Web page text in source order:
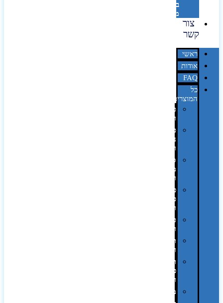
באמצעות
מדבקות
צור
קשר
ראשי
אודות
FAQ
כל
המוצרים
טכנולוגיה
וגאדג'טים
פנאי,
נופש
ונסיעות
סביבת
משרד
ופרימיום
כלים,
פנסים
ורכב
טקסטיל
וחורף
תיקים
ומזוודות
תערוכות,
כנסים
ועוד…
מטבח
,חגים